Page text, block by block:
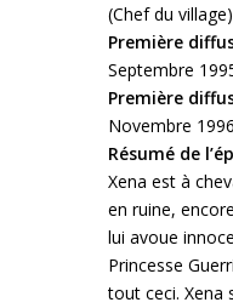
(Chef du
Première
Septembre
Première
Novembre
Résumé de
Xena est à
en ruine,
lui avoue
Princesse
tout ceci. Xena